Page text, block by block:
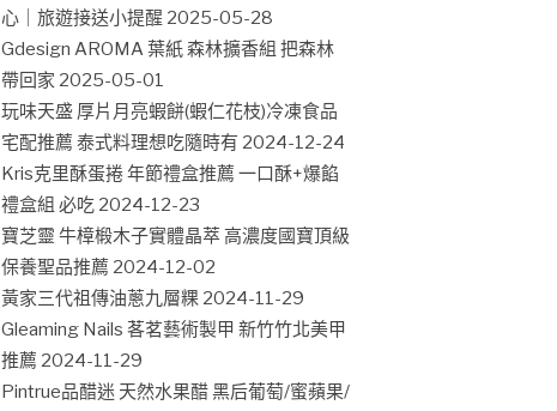
心｜旅遊接送小提醒 2025-05-28
Gdesign AROMA 葉紙 森林擴香組 把森林
帶回家 2025-05-01
玩味天盛 厚片月亮蝦餅(蝦仁花枝)冷凍食品
宅配推薦 泰式料理想吃隨時有 2024-12-24
Kris克里酥蛋捲 年節禮盒推薦 一口酥+爆餡
禮盒組 必吃 2024-12-23
寶芝靈 牛樟椴木子實體晶萃 高濃度國寶頂級
保養聖品推薦 2024-12-02
黃家三代祖傳油蔥九層粿 2024-11-29
Gleaming Nails 茖茗藝術製甲 新竹竹北美甲
推薦 2024-11-29
Pintrue品醋迷 天然水果醋 黑后葡萄/蜜蘋果/